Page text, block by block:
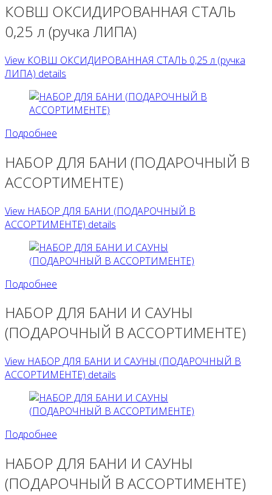
КОВШ ОКСИДИРОВАННАЯ СТАЛЬ
0,25 л (ручка ЛИПА)
View КОВШ ОКСИДИРОВАННАЯ СТАЛЬ 0,25 л (ручка
ЛИПА) details
Подробнее
НАБОР ДЛЯ БАНИ (ПОДАРОЧНЫЙ В
АССОРТИМЕНТЕ)
View НАБОР ДЛЯ БАНИ (ПОДАРОЧНЫЙ В
АССОРТИМЕНТЕ) details
Подробнее
НАБОР ДЛЯ БАНИ И САУНЫ
(ПОДАРОЧНЫЙ В АССОРТИМЕНТЕ)
View НАБОР ДЛЯ БАНИ И САУНЫ (ПОДАРОЧНЫЙ В
АССОРТИМЕНТЕ) details
Подробнее
НАБОР ДЛЯ БАНИ И САУНЫ
(ПОДАРОЧНЫЙ В АССОРТИМЕНТЕ)